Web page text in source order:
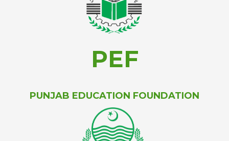
PEF
PUNJAB EDUCATION FOUNDATION